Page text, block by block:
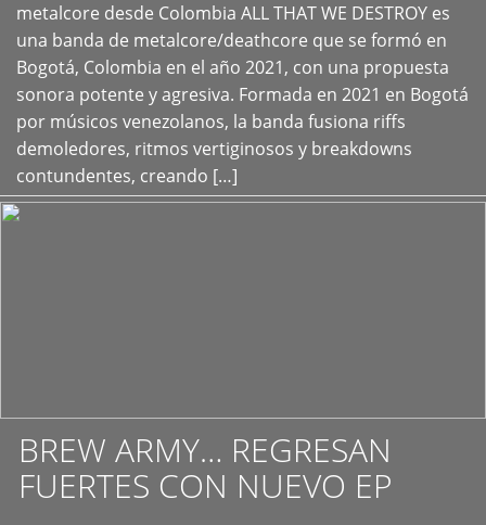
metalcore desde Colombia ALL THAT WE DESTROY es
una banda de metalcore/deathcore que se formó en
Bogotá, Colombia en el año 2021, con una propuesta
sonora potente y agresiva. Formada en 2021 en Bogotá
por músicos venezolanos, la banda fusiona riffs
demoledores, ritmos vertiginosos y breakdowns
contundentes, creando […]
+
BREW ARMY… REGRESAN
FUERTES CON NUEVO EP